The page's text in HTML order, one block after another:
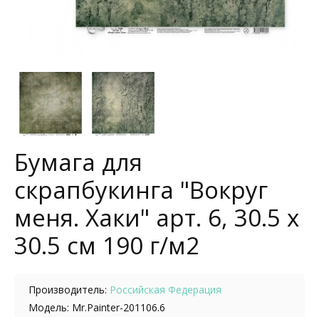
Бумага для
скрапбукинга "Вокруг
меня. Хаки" арт. 6, 30.5 x
30.5 см 190 г/м2
Производитель: Российская Федерация
Модель: Mr.Painter-201106.6